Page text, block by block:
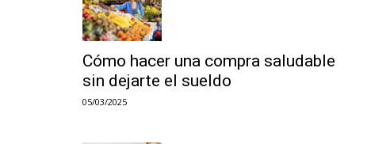
Cómo hacer una compra saludable
sin dejarte el sueldo
05/03/2025